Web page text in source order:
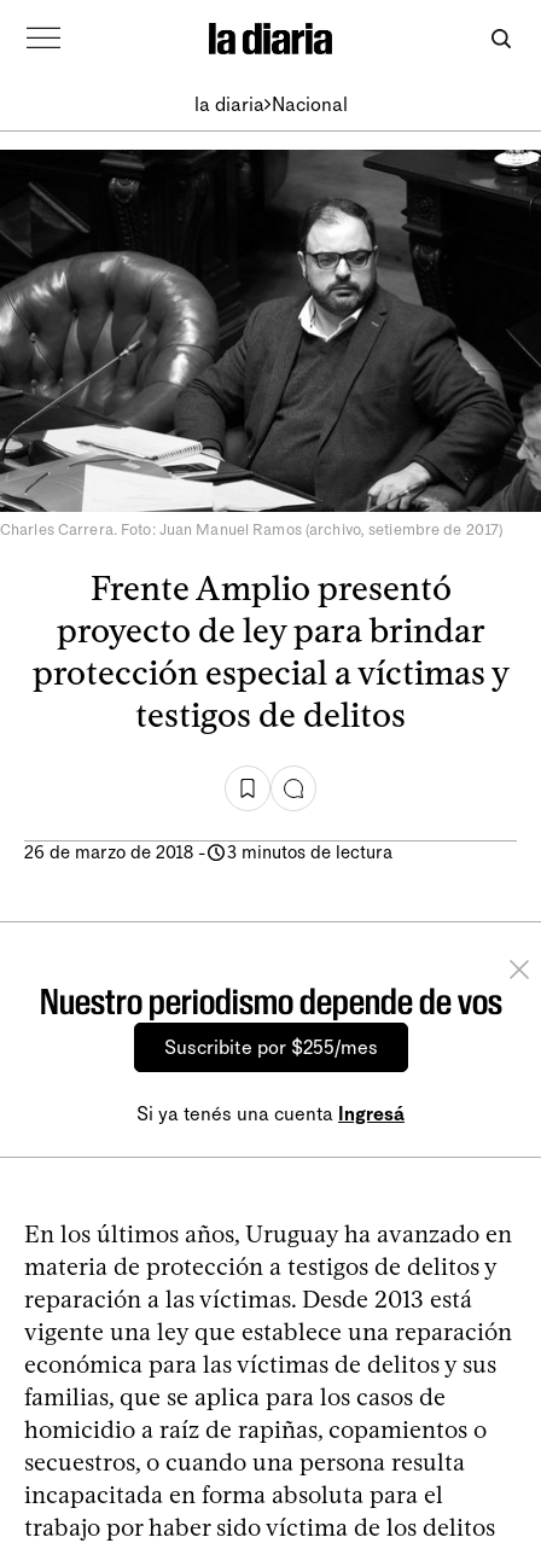
la diaria Nacional
Charles Carrera. Foto: Juan Manuel Ramos (archivo, setiembre de 2017)
Frente Amplio presentó
proyecto de ley para brindar
protección especial a víctimas y
testigos de delitos
26 de marzo de 2018 - 3 minutos de lectura
Nuestro periodismo depende de vos
Suscribite por $255/mes
Si ya tenés una cuenta Ingresá
En los últimos años, Uruguay ha avanzado en
materia de protección a testigos de delitos y
reparación a las víctimas. Desde 2013 está
vigente una ley que establece una reparación
económica para las víctimas de delitos y sus
familias, que se aplica para los casos de
homicidio a raíz de rapiñas, copamientos o
secuestros, o cuando una persona resulta
incapacitada en forma absoluta para el
trabajo por haber sido víctima de los delitos